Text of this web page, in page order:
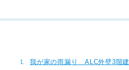
我が家の雨漏り ALC外壁3階